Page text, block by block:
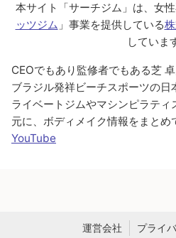
本サイト「サーチジム」は、女
ッツジム 」事業を提供している
していま
CEOでもあり監修者でもある芝
ブラジル発祥ビーチスポーツの
ライベートジムやマシンピラテ
元に、ボディメイク情報をまとめ
YouTube
運営会社 プライ